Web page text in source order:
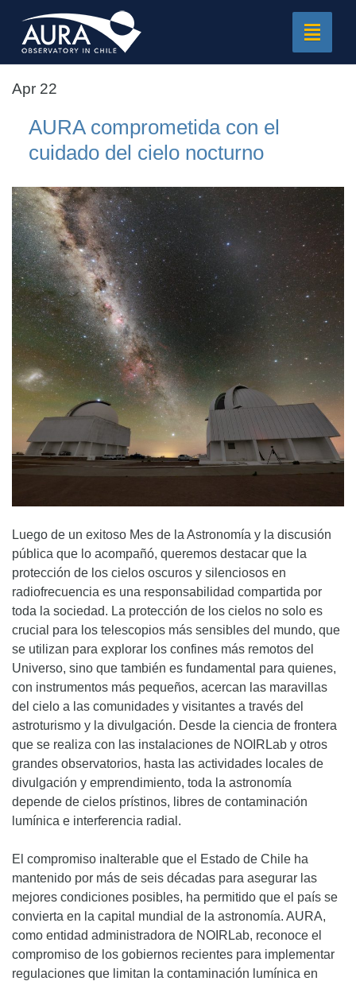
Toggle
Apr 22
AURA comprometida con el
cuidado del cielo nocturno
Luego de un exitoso Mes de la Astronomía y la discusión
pública que lo acompañó, queremos destacar que la
protección de los cielos oscuros y silenciosos en
radiofrecuencia es una responsabilidad compartida por
toda la sociedad. La protección de los cielos no solo es
crucial para los telescopios más sensibles del mundo, que
se utilizan para explorar los confines más remotos del
Universo, sino que también es fundamental para quienes,
con instrumentos más pequeños, acercan las maravillas
del cielo a las comunidades y visitantes a través del
astroturismo y la divulgación. Desde la ciencia de frontera
que se realiza con las instalaciones de NOIRLab y otros
grandes observatorios, hasta las actividades locales de
divulgación y emprendimiento, toda la astronomía
depende de cielos prístinos, libres de contaminación
lumínica e interferencia radial.
El compromiso inalterable que el Estado de Chile ha
mantenido por más de seis décadas para asegurar las
mejores condiciones posibles, ha permitido que el país se
convierta en la capital mundial de la astronomía. AURA,
como entidad administradora de NOIRLab, reconoce el
compromiso de los gobiernos recientes para implementar
regulaciones que limitan la contaminación lumínica en